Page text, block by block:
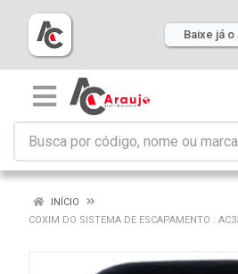
Baixe já
INÍCIO
COXIM DO SISTEMA DE ESCAPAMENTO :